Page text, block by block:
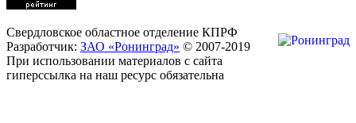
Свердловское областное отделение КПРФ
Разработчик: ЗАО «Ронинград» © 2007-2019
При использовании материалов с сайта
гиперссылка на наш ресурс обязательна